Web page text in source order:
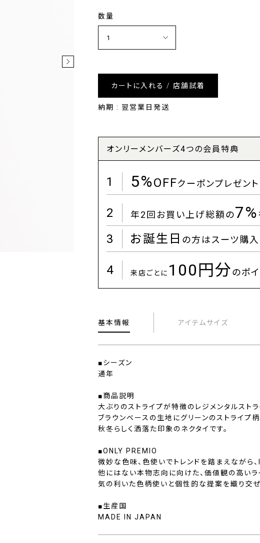
数量
カートに入れる / 店舗試着
納期 : 翌営業日発送
オンリーメンバーズ4つの会員特典
1 5%OFFクーポンプレゼント
2 年2回お買い上げ総額の7%
3 お誕生日 の方はスーツ購
4 来店ごとに 100円分のポ
基本情報 アイテムサイズ
■シーズン
通年
■商品説明
大ぶりのストライプが特徴のレジメンタルストラ
ブラウンベースの生地にグリーンのストライプ柄
秋冬らしく洒落た印象のネクタイです。
■ONLY PREMIO
微妙な色味、色使いでトレンドを踏まえなが
他にはない本物志向に向けた、価値観の高いラ
気の利いた色柄使いと個性的な提案を織り交ぜ
■生産国
MADE IN JAPAN